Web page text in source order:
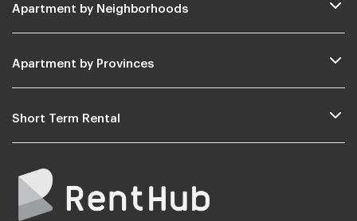
Apartment by Neighborhoods
Apartment by Provinces
Short Term Rental